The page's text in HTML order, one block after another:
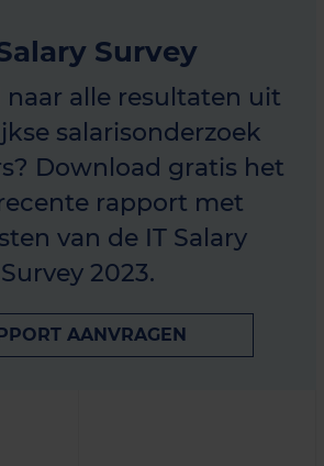
Survey
alle resultaten uit
salarisonderzoek
Download gratis het
rapport met
van de IT Salary
Survey 2023.
AANVRAGEN